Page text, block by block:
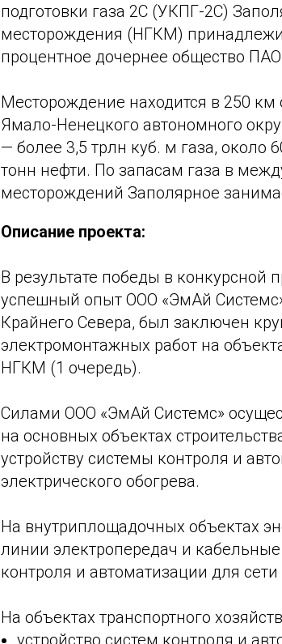
подготовки газа 2С (УКПГ-2С)
месторождения (НГКМ)
процентное дочернее общество ПАО
Месторождение находится в 250 км
Ямало-Ненецкого автономного
— более 3,5 трлн куб. м газа, около
тонн нефти. По запасам газа в
месторождений Заполярное
Описание проекта:
В результате победы в конкурсной
успешный опыт ООО «ЭмАй
Крайнего Севера, был заключен
электромонтажных работ на
НГКМ (1 очередь).
Силами ООО «ЭмАй Системс»
на основных объектах
устройству системы контроля и
электрического обогрева.
На внутриплощадочных объектах
линии электропередач и
контроля и автоматизации для
На объектах транспортного
устройство систем контроля и